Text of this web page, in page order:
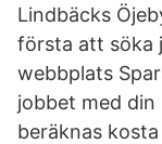
Lindbäcks
första att söka
webbplats
jobbet med din
beräknas